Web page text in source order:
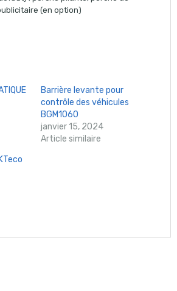
(en option)
Barrière levante pour
contrôle des véhicules
BGM1060
janvier 15, 2024
Article similaire